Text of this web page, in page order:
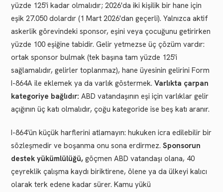
yüzde 125'i kadar olmalıdır; 2026'da iki kişilik bir hane için
eşik 27.050 dolardır (1 Mart 2026'dan geçerli). Yalnızca aktif
askerlik görevindeki sponsor, eşini veya çocuğunu getirirken
yüzde 100 eşiğine tabidir. Gelir yetmezse üç çözüm vardır:
ortak sponsor bulmak (tek başına tam yüzde 125'i
sağlamalıdır, gelirler toplanmaz), hane üyesinin gelirini Form
I-864A ile eklemek ya da varlık göstermek. Varlıkta çarpan
kategoriye bağlıdır: ABD vatandaşının eşi için varlıklar gelir
açığının üç katı olmalıdır, çoğu kategoride ise beş katı aranır.
I-864'ün küçük harflerini atlamayın: hukuken icra edilebilir bir
sözleşmedir ve boşanma onu sona erdirmez. Sponsorun
destek yükümlülüğü, göçmen ABD vatandaşı olana, 40
çeyreklik çalışma kaydı biriktirene, ölene ya da ülkeyi kalıcı
olarak terk edene kadar sürer. Kamu yükü